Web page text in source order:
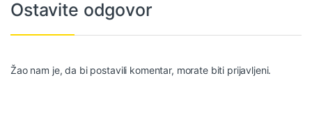
Ostavite odgovor
Žao nam je, da bi postavili komentar, morate biti prijavljeni.